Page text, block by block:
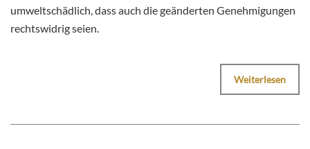
umweltschädlich, dass auch die geänderten Genehmigungen
rechtswidrig seien.
Weiterlesen